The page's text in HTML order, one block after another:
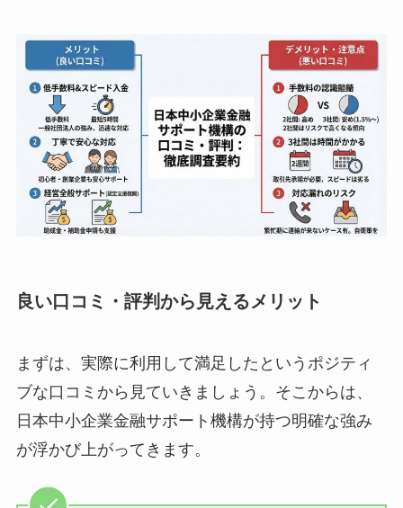
良い口コミ・評判から見えるメリット
まずは、実際に利用して満足したというポジティ
ブな口コミから見ていきましょう。そこからは、
日本中小企業金融サポート機構が持つ明確な強み
が浮かび上がってきます。